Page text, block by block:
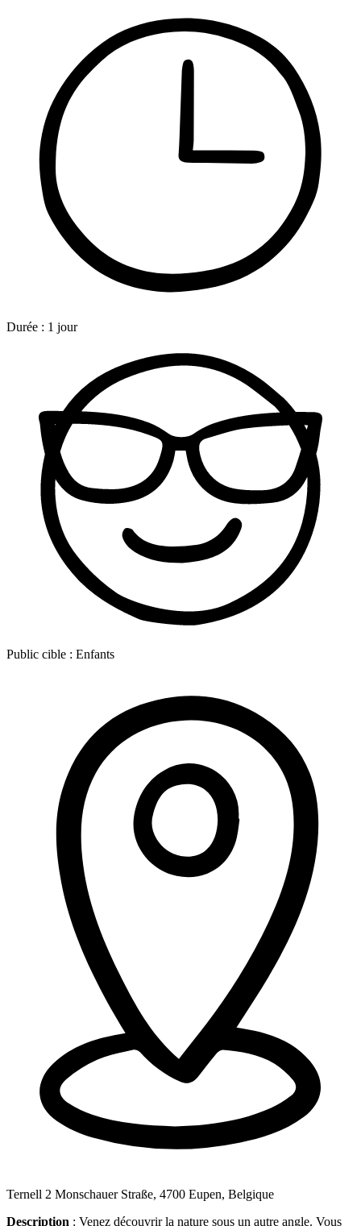
Durée : 1 jour
Public cible : Enfants
Ternell 2 Monschauer Straße, 4700 Eupen, Belgique
Description : Venez découvrir la nature sous un autre angle. Vous